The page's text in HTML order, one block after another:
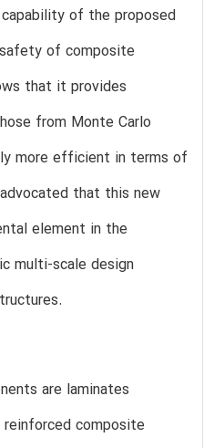
of the proposed
of composite
that it provides
from Monte Carlo
more efficient in terms of
that this new
element in the
multi-scale design
are laminates
composite